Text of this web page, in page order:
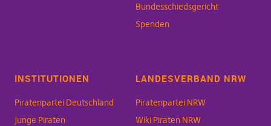
Bundesschiedsgericht
Spenden
INSTITUTIONEN
Piratenpartei Deutschland
Junge Piraten
LANDESVERBAND NRW
Piratenpartei NRW
Wiki Piraten NRW